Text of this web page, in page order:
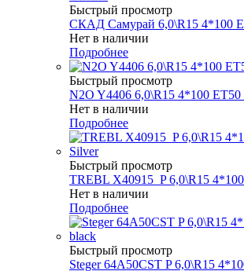
Быстрый просмотр
СКАД Самурай 6,0\R15 4*100
Нет в наличии
Подробнее
Быстрый просмотр
N2O Y4406 6,0\R15 4*100 ET50
Нет в наличии
Подробнее
Быстрый просмотр
TREBL X40915_P 6,0\R15
Нет в наличии
Подробнее
Быстрый просмотр
Steger 64A50CST P 6,0\R15